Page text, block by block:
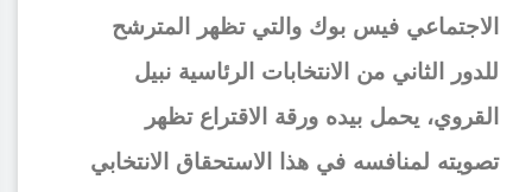
الاجتماعي فيس بوك والتي تظهر المترشح
للدور الثاني من الانتخابات الرئاسية نبيل
القروي، يحمل بيده ورقة الاقتراع تظهر
تصويته لمنافسه في هذا الاستحقاق الانتخابي